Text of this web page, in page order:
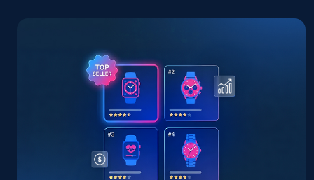
Jetzt anfangen
eBay - Gather data on products using
specified keywords
URL, Product id, Title, Seller name, Seller rating,
Seller reviews, Breadcrumbs, Root category, and